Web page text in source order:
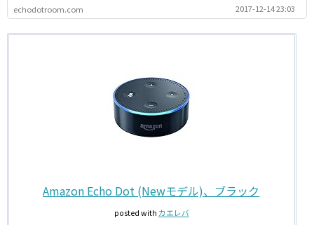
echodotroom.com
2017-12-14 23:03
Amazon Echo Dot (Newモデル)、ブラック
posted with カエレバ